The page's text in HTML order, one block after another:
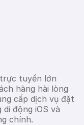
tuyến lớn
hàng hài lòng
cấp dịch vụ đặt
động iOS và
chính.